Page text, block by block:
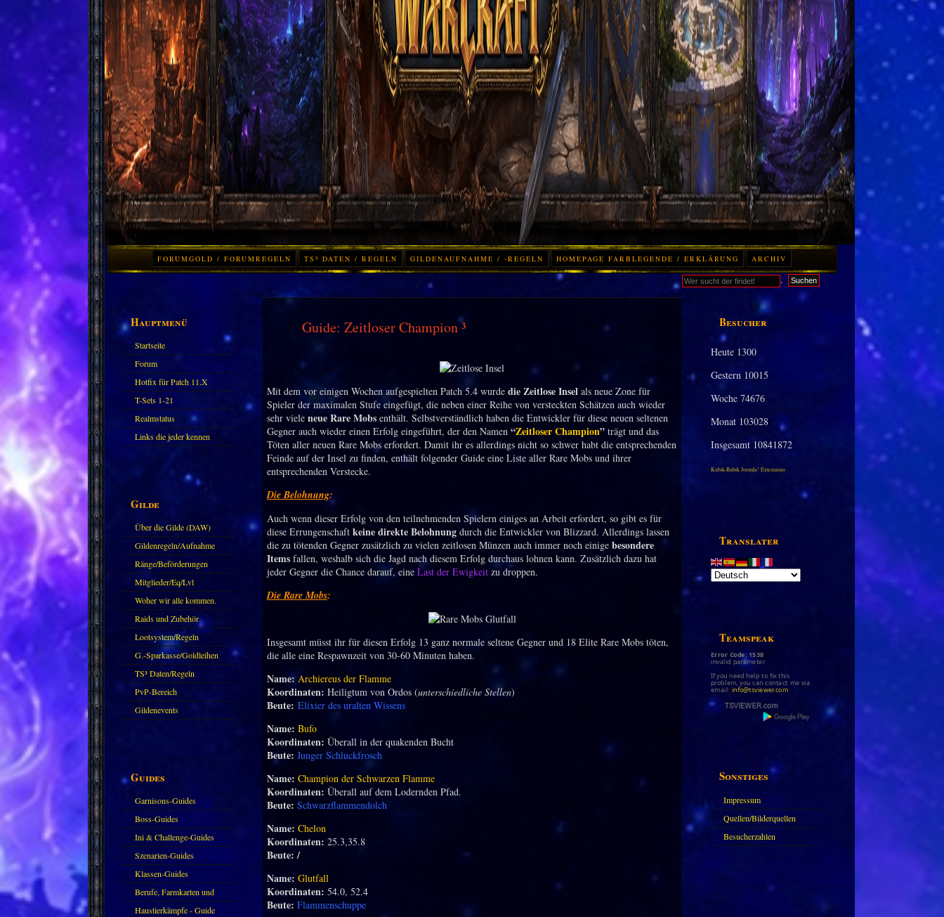
FORUMGOLD / FORUMREGELN TS³ DATEN / REGELN GILDENAUFNAHME / -REGELN HOMEPAGE FARBLEGENDE / ERKLÄRUNG ARCHIV
. Suchen
Hauptmenü
Startseite
Forum
Hotfix für Patch 11.X
T-Sets 1-21
Realmstatus
Links die jeder kennen
Gilde
Über die Gilde (DAW)
Gildenregeln/Aufnahme
Ränge/Beförderungen
Mitglieder/Eq/Lvl
Woher wir alle kommen.
Raids und Zubehör
Lootsystem/Regeln
G.-Sparkasse/Goldleihen
TS³ Daten/Regeln
PvP-Bereich
Gildenevents
Guides
Garnisons-Guides
Boss-Guides
Ini & Challenge-Guides
Szenarien-Guides
Klassen-Guides
Berufe, Farmkarten und
Haustiere
Haustierkämpfe - Guide
Besucher
Heute 1300
Gestern 10015
Woche74676
Monat 103028
Insgesamt 10841872
Kubik-Rubik Joomla! Extensions
Translater
Teamspeak
Error Code: 1538
invalid parameter
If you need help to fix this
problem, you can contact me via
email: info@tsviewer.com
Sonstiges
Impressum
Quellen/Bilderquellen
Besucherzahlen
Guide: Zeitloser Champion ³
Mit dem vor einigen Wochen aufgespielten Patch 5.4 wurde die Zeitlose Inselals neue Zone für
Spieler der maximalen Stufe eingefügt, die neben einer Reihe von versteckten Schätzen auch wieder
sehr viele neue Rare Mobsenthält. Selbstverständlich haben die Entwickler für diese neuen seltenen
Gegner auch wieder einen Erfolg eingeführt, der den Namen “Zeitloser Champion” trägt und das
Töten aller neuen Rare Mobs erfordert. Damit ihr es allerdings nicht so schwer habt die entsprechenden
Feinde auf der Insel zu finden, enthält folgender Guide eine Liste aller Rare Mobs und ihrer
entsprechenden Verstecke.
Die Belohnung:
Auch wenn dieser Erfolg von den teilnehmenden Spielern einiges an Arbeit erfordert, so gibt es für
diese Errungenschaft keine direkte Belohnungdurch die Entwickler von Blizzard. Allerdings lassen
die zu tötenden Gegner zusätzlich zu vielen zeitlosen Münzen auch immer noch einige besondere
Itemsfallen, weshalb sich die Jagd nach diesem Erfolg durchaus lohnen kann. Zusätzlich dazu hat
jeder Gegner die Chance darauf, eine Last der Ewigkeit zu droppen.
Die Rare Mobs:
Insgesamt müsst ihr für diesen Erfolg 13 ganz normale seltene Gegner und 18 Elite Rare Mobs töten,
die alle eine Respawnzeit von 30-60 Minuten haben.
Name: Archiereus der Flamme
Koordinaten: Heiligtum von Ordos (unterschiedliche Stellen)
Beute: Elixier des uralten Wissens
Name: Bufo
Koordinaten: Überall in der quakenden Bucht
Beute: Junger Schluckfrosch
Name: Champion der Schwarzen Flamme
Koordinaten: Überall auf dem Lodernden Pfad.
Beute: Schwarzflammendolch
Name: Chelon
Koordinaten: 25.3,35.8
Beute: /
Name: Glutfall
Koordinaten: 54.0, 52.4
Beute: Flammenschuppe